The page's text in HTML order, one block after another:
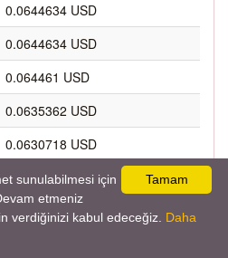
0.0644634 USD
0.0644634 USD
0.064461 USD
0.0635362 USD
0.0630718 USD
0.062669 USD
0.0625524 USD
Tamam
sunulabilmesi için
etmeniz
verdiğinizi kabul edeceğiz. Daha